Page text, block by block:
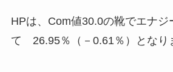
HPは、Com値30.0の靴でエナジ
て 26.95％（－0.61％）となり